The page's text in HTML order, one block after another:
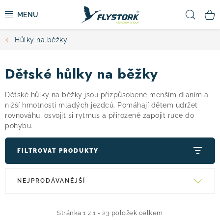
na
CYKLISTIKA
ZIMNÍ SPORTY
KOLOBĚŽKY
OBLEČENÍ A BOTY
DOPLŇKY
CAMPING
Hůlky na běžky
Dětské hůlky na běžky
Dětské hůlky na běžky jsou přizpůsobené menším dlaním a
nižší hmotnosti mladých jezdců. Pomáhají dětem udržet
rovnováhu, osvojit si rytmus a přirozeně zapojit ruce do
pohybu.
FILTROVAT PRODUKTY
V
Stránka1 z1 -23 položek celkem
Ř
NEJPRODÁVANĚJŠÍ